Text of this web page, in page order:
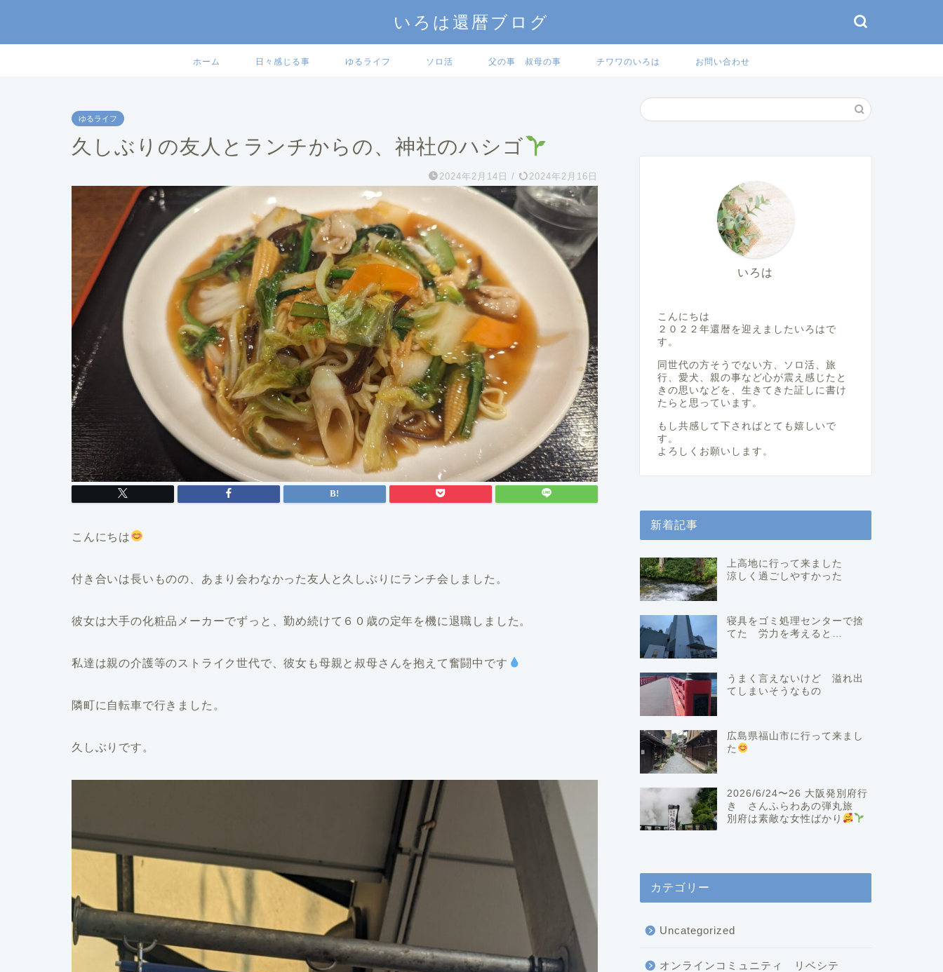
いろは還暦ブログ
ホーム 日々感じる事 ゆるライフ ソロ活 父の事 叔母の事 チワワのいろは お問い合わせ
ゆるライフ
久しぶりの友人とランチからの、神社のハシゴ
2024年2月14日 / 2024年2月16日
こんにちは
付き合いは長いものの、あまり会わなかった友人と久しぶりにランチ会しました。
彼女は大手の化粧品メーカーでずっと、勤め続けて６０歳の定年を機に退職しました。
私達は親の介護等のストライク世代で、彼女も母親と叔母さんを抱えて奮闘中です
隣町に自転車で行きました。
久しぶりです。
いろは
こんにちは
２０２２年還暦を迎えましたいろはで
す。
同世代の方そうでない方、ソロ活、旅
行、愛犬、親の事など心が震え感じたと
きの思いなどを、生きてきた証しに書け
たらと思っています。
もし共感して下さればとても嬉しいで
す。
よろしくお願いします。
新着記事
上高地に行って来ました
涼しく過ごしやすかった
寝具をゴミ処理センターで捨
てた 労力を考えると…
うまく言えないけど 溢れ出
てしまいそうなもの
広島県福山市に行って来まし
た
2026/6/24〜26 大阪発別府行
き さんふらわあの弾丸旅
別府は素敵な女性ばかり
カテゴリー
Uncategorized
オンラインコミュニティ リベシテ